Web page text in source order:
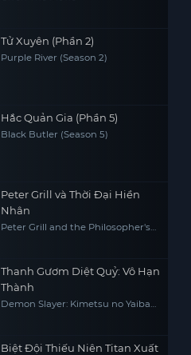
Tử Xuyên (Phần 2)
Purple River (Season 2)
Hắc Quản Gia (Phần 5)
Black Butler (Season 5)
Peter Grill và Thời Đại Hiền
Nhân
Peter Grill and the Philosopher's
Thanh Gươm Diệt Quỷ: Vô Hạn
Thành
Demon Slayer: Kimetsu no Yaiba
Biệt Đội Thiếu Niên Titan Xuất